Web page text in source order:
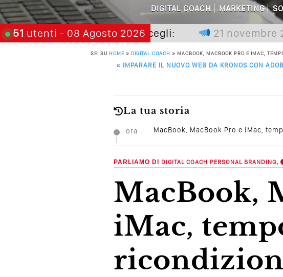
Perché Non Guadagni
Quali Sono Gli Errori Della
Come Promuoversi Nel
DIGITAL COACH MARKETING
51 utenti - 08 Agosto 2026
premia chi aspetta, scegli: 21 novembre 2026
SEI SU HOME » DIGITAL COACH » MACBOOK, MACBOOK PRO E IMAC,
POST NAVIGATION
« IMPARARE IL NUOVO WEB DA KRONOS CON
La tua storia
ora MacBook, MacBook Pro e iMac,
PARLIAMO DI DIGITAL COACH PERSONAL BRANDING,
MacBook, MacBook Pro e
iMac,